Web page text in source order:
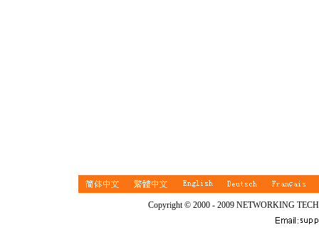
Copyright © 2000 - 2009 NETWORKING